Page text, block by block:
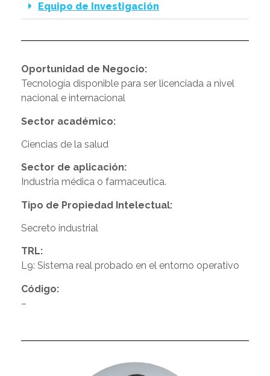
Equipo de Investigación
Oportunidad de Negocio:
Tecnología disponible para ser licenciada a nivel
nacional e internacional
Sector académico:
Ciencias de la salud
Sector de aplicación:
Industria médica o farmaceutica.
Tipo de Propiedad Intelectual:
Secreto industrial
TRL:
L9: Sistema real probado en el entorno operativo
Código:
–